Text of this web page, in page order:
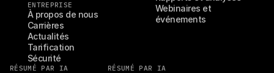
ENTREPRISE
À propos de nous
Carrières
Actualités
Tarification
Sécurité
Webinaires et
événements
RÉSUMÉ PAR IA RÉSUMÉ PAR IA